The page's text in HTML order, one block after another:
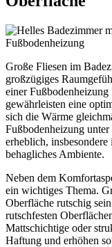
Große Fliesen im
großzügiges
einer
gewährleisten eine
sich die Wärme
Fußbodenheizung
erheblich,
behagliches Ambiente.
Neben dem
ein wichtiges Thema.
Oberfläche rutschig
rutschfesten
Mattschichtige oder
Haftung und erhöhen